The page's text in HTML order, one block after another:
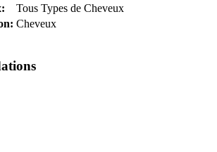
Tous Types de Cheveux
Cheveux